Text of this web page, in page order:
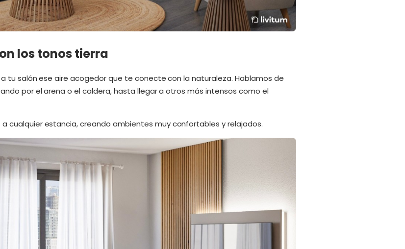
los tonos tierra
tu salón ese aire acogedor que te conecte con la naturaleza. Hablamos de
por el arena o el caldera, hasta llegar a otros más intensos como el
cualquier estancia, creando ambientes muy confortables y relajados.